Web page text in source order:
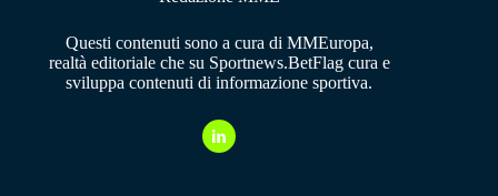
Questi contenuti sono a cura di MMEuropa,
realtà editoriale che su Sportnews.BetFlag cura e
sviluppa contenuti di informazione sportiva.